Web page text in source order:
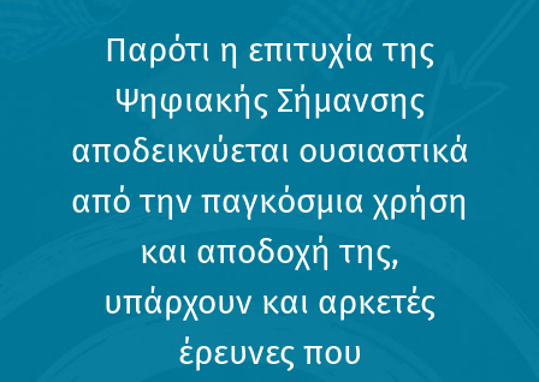
Παρότι η επιτυχία της
Ψηφιακής Σήμανσης
αποδεικνύεται ουσιαστικά
από την παγκόσμια χρήση
και αποδοχή της,
υπάρχουν και αρκετές
έρευνες που